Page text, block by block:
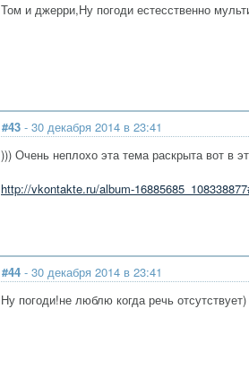
Том и джерри,Ну погоди естесственно
#43 - 30 декабря 2014 в 23:41
))) Очень неплохо эта тема раскрыта вот в
http://vkontakte.ru/album-
#44 - 30 декабря 2014 в 23:41
Ну погоди!не люблю когда речь отсутствует)